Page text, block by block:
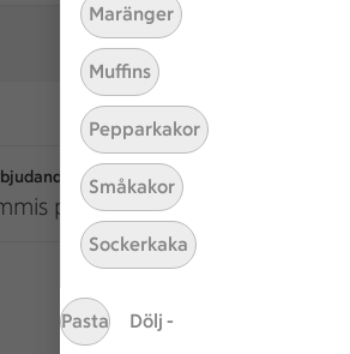
Maränger
Muffins
Pepparkakor
Småkakor
Sockerkaka
Pasta Dölj -
på ICA